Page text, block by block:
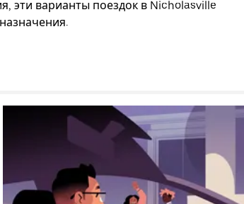
эти варианты поездок в Nicholasville